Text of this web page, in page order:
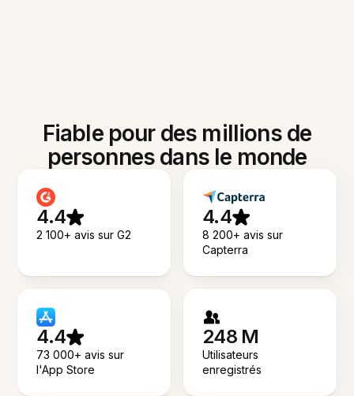
Fiable pour des millions de
personnes dans le monde
4.4
2 100+ avis sur G2
4.4
8 200+ avis sur
Capterra
4.4
73 000+ avis sur
l'App Store
248 M
Utilisateurs
enregistrés